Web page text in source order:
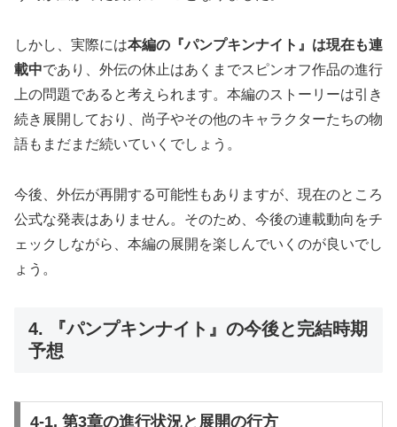
しかし、実際には本編の『パンプキンナイト』は現在も連
載中であり、外伝の休止はあくまでスピンオフ作品の進行
上の問題であると考えられます。本編のストーリーは引き
続き展開しており、尚子やその他のキャラクターたちの物
語もまだまだ続いていくでしょう。
今後、外伝が再開する可能性もありますが、現在のところ
公式な発表はありません。そのため、今後の連載動向をチ
ェックしながら、本編の展開を楽しんでいくのが良いでし
ょう。
4. 『パンプキンナイト』の今後と完結時期
予想
4-1. 第3章の進行状況と展開の行方